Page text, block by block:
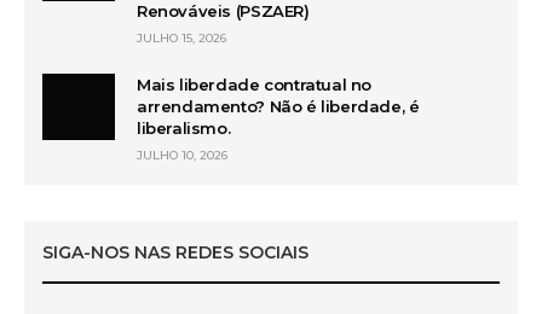
Renováveis (PSZAER)
JULHO 15, 2026
Mais liberdade contratual no
arrendamento? Não é liberdade, é
liberalismo.
JULHO 10, 2026
SIGA-NOS NAS REDES SOCIAIS